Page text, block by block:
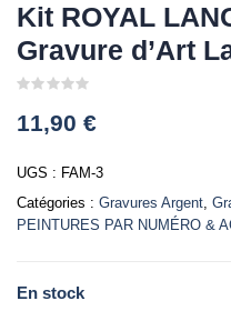
Kit ROYAL
Gravure d’Art
out
of
11,90 €
UGS : FAM-3
Catégories : Gravures Argent
PEINTURES PAR NUMÉRO &
En stock